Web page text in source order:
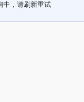
中，请刷新重试